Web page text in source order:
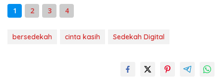
1
2 3 4
bersedekah cinta kasih Sedekah Digital